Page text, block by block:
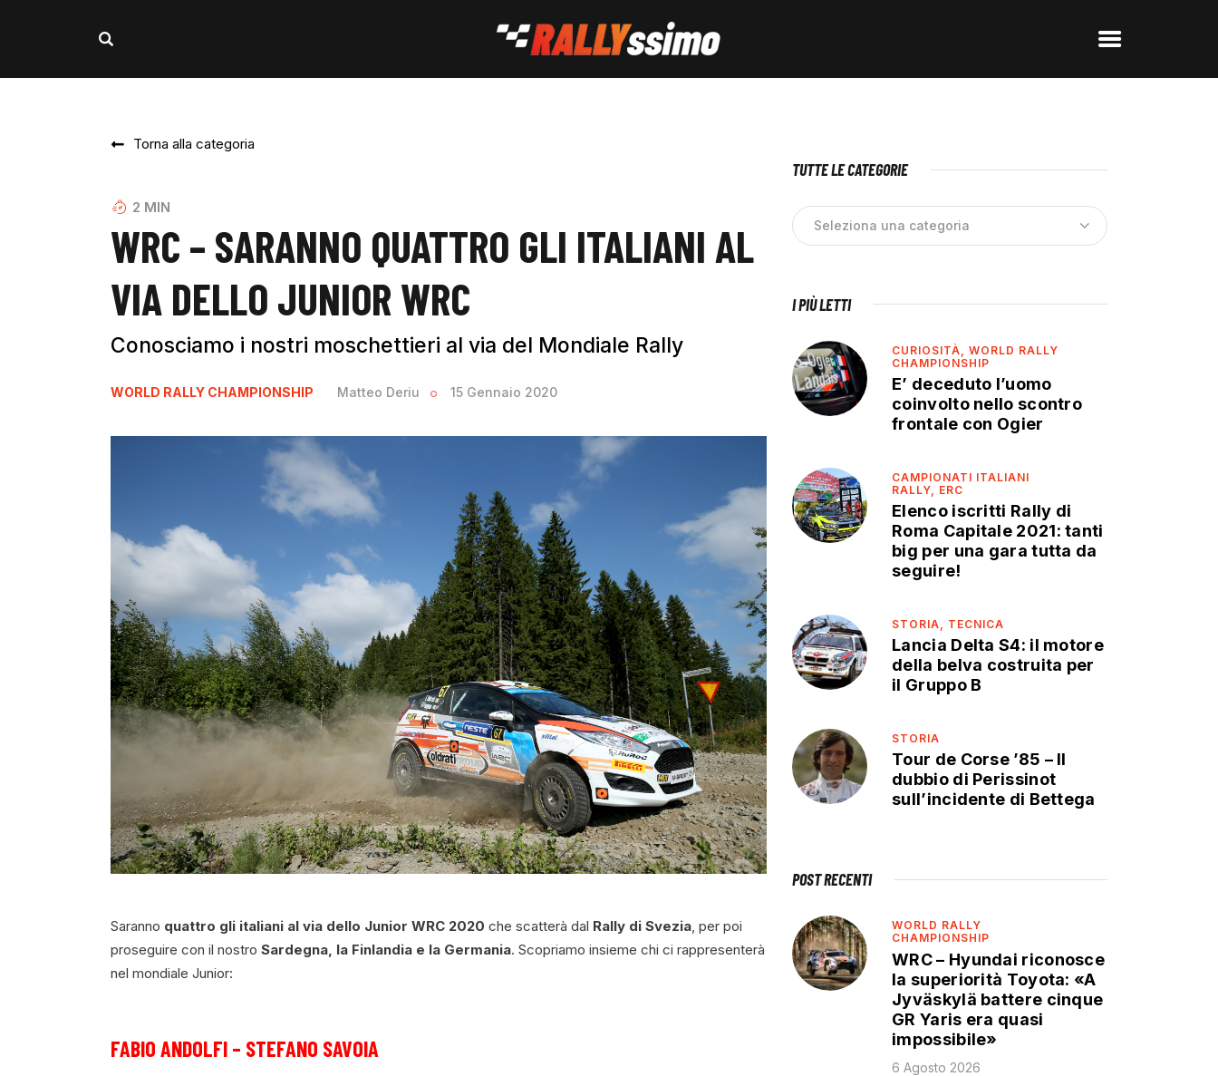
Torna alla categoria
2 MIN
WRC – SARANNO QUATTRO GLI ITALIANI AL
VIA DELLO JUNIOR WRC
Conosciamo i nostri moschettieri al via del Mondiale Rally
WORLD RALLY CHAMPIONSHIP Matteo Deriu 15 Gennaio 2020
Saranno quattro gli italiani al via dello Junior WRC 2020 che scatterà dal Rally di Svezia, per poi
proseguire con il nostro Sardegna, la Finlandia e la Germania. Scopriamo insieme chi ci rappresenterà
nel mondiale Junior:
FABIO ANDOLFI – STEFANO SAVOIA
TUTTE LE CATEGORIE
I PIÙ LETTI
CURIOSITÀ,WORLD RALLY
CHAMPIONSHIP
E’ deceduto l’uomo
coinvolto nello scontro
frontale con Ogier
CAMPIONATI ITALIANI
RALLY, ERC
Elenco iscritti Rally di
Roma Capitale 2021: tanti
big per una gara tutta da
seguire!
STORIA, TECNICA
Lancia Delta S4: il motore
della belva costruita per
il Gruppo B
STORIA
Tour de Corse ’85 – Il
dubbio di Perissinot
sull’incidente di Bettega
POST RECENTI
WORLD RALLY
CHAMPIONSHIP
WRC – Hyundai riconosce
la superiorità Toyota: «A
Jyväskylä battere cinque
GR Yaris era quasi
impossibile»
6 Agosto 2026